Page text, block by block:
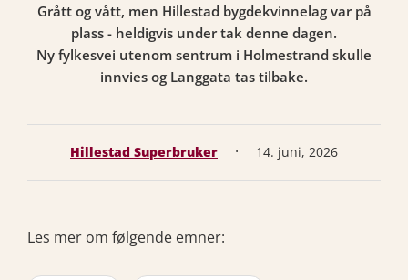
Grått og vått, men Hillestad bygdekvinnelag var på
plass - heldigvis under tak denne dagen.
Ny fylkesvei utenom sentrum i Holmestrand skulle
innvies og Langgata tas tilbake.
Hillestad Superbruker · 14. juni, 2026
Les mer om følgende emner: